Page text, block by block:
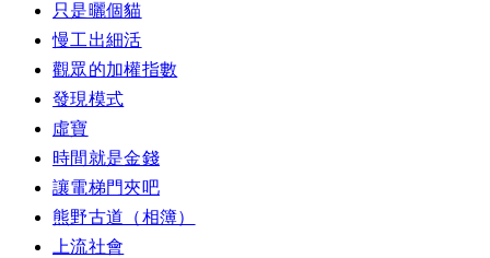
只是曬個貓
慢工出細活
觀眾的加權指數
發現模式
虛寶
時間就是金錢
讓電梯門夾吧
熊野古道（相簿）
上流社會